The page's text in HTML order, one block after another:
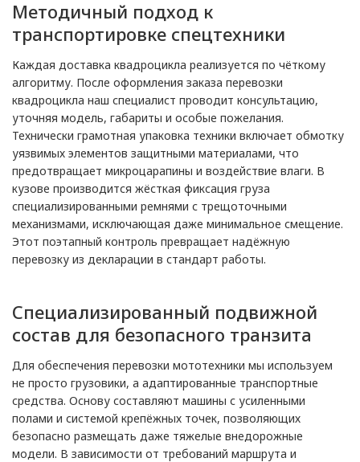
Методичный подход к
транспортировке спецтехники
Каждая доставка квадроцикла реализуется по чёткому
алгоритму. После оформления заказа перевозки
квадроцикла наш специалист проводит консультацию,
уточняя модель, габариты и особые пожелания.
Технически грамотная упаковка техники включает обмотку
уязвимых элементов защитными материалами, что
предотвращает микроцарапины и воздействие влаги. В
кузове производится жёсткая фиксация груза
специализированными ремнями с трещоточными
механизмами, исключающая даже минимальное смещение.
Этот поэтапный контроль превращает надёжную
перевозку из декларации в стандарт работы.
Специализированный подвижной
состав для безопасного транзита
Для обеспечения перевозки мототехники мы используем
не просто грузовики, а адаптированные транспортные
средства. Основу составляют машины с усиленными
полами и системой крепёжных точек, позволяющих
безопасно размещать даже тяжелые внедорожные
модели. В зависимости от требований маршрута и